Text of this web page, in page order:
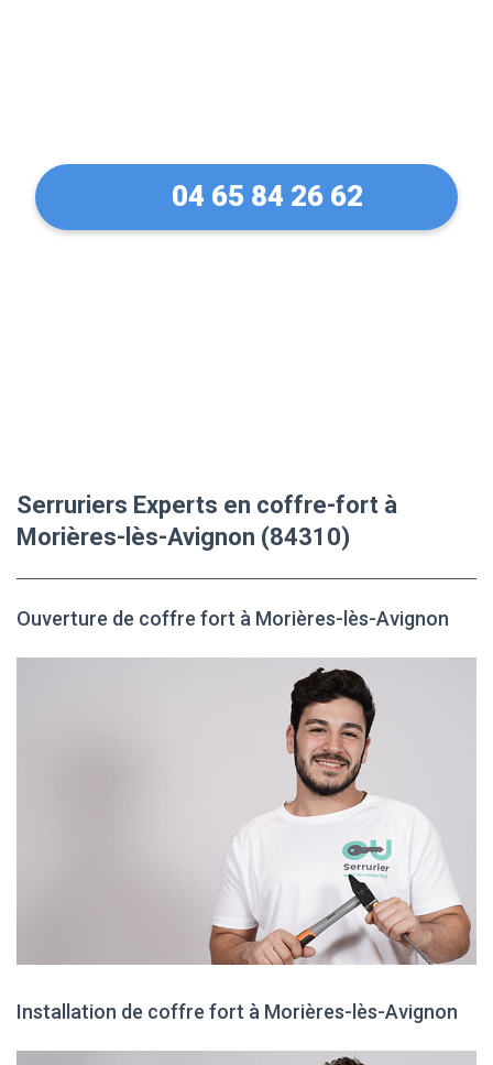
04 65 84 26 62
Serruriers Experts en coffre-fort à
Morières-lès-Avignon (84310)
Ouverture de coffre fort à Morières-lès-Avignon
Installation de coffre fort à Morières-lès-Avignon